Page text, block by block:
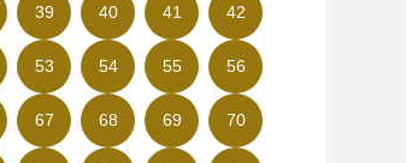
39 40 41 42
53 54 55 56
67 68 69 70